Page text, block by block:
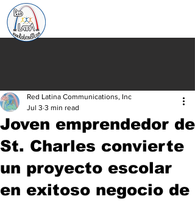
Joven emprendedor de
St. Charles convierte
un proyecto escolar
en exitoso negocio de
Red Latina Communications, Inc
Jul 3 3 min read